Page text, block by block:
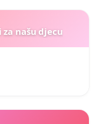
našu djecu